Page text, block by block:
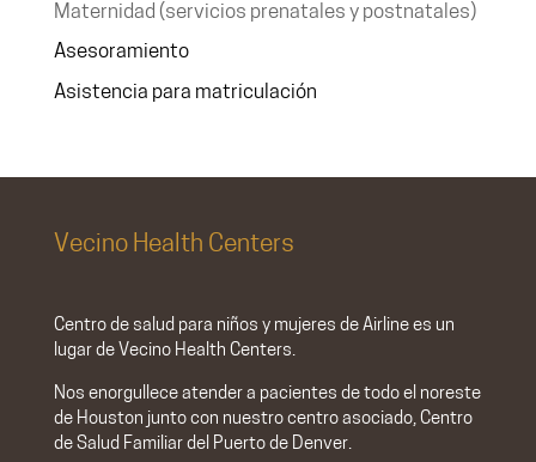
Maternidad (servicios prenatales y postnatales)
Asesoramiento
Asistencia para matriculación
Vecino Health Centers
Centro de salud para niños y mujeres de Airlinees un
lugar de Vecino Health Centers.
Nos enorgullece atender a pacientes de todo el noreste
de Houston junto con nuestro centro asociado, Centro
de Salud Familiar del Puerto de Denver.